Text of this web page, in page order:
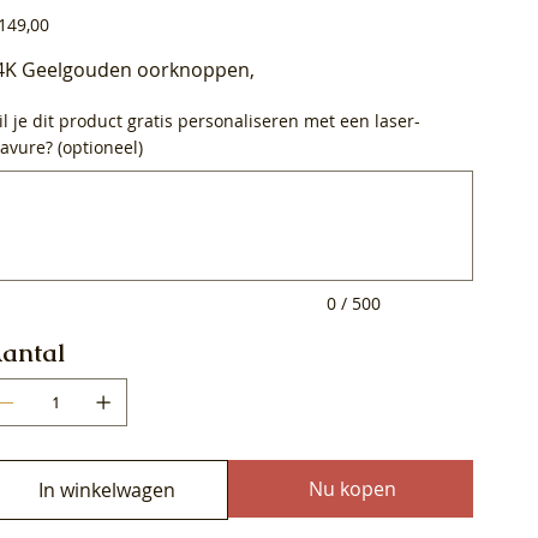
Geelgouden oorknoppen,
je dit product gratis personaliseren met een laser-
(optioneel)
0 / 500
In winkelwagen Nu kopen